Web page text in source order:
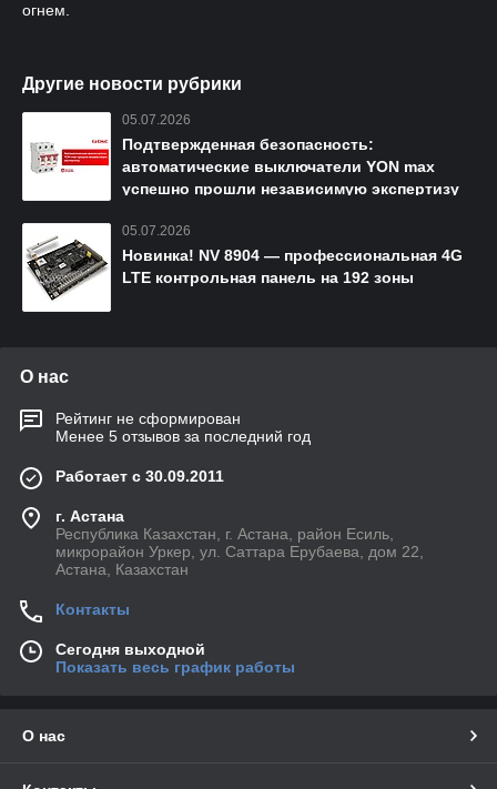
огнем.
Другие новости рубрики
05.07.2026
Подтвержденная безопасность:
автоматические выключатели YON max
успешно прошли независимую экспертизу
05.07.2026
Новинка! NV 8904 — профессиональная 4G
LTE контрольная панель на 192 зоны
О нас
Рейтинг не сформирован
Менее 5 отзывов за последний год
Работает с 30.09.2011
г. Астана
Республика Казахстан, г. Астана, район Есиль,
микрорайон Уркер, ул. Саттара Ерубаева, дом 22,
Астана, Казахстан
Контакты
Сегодня выходной
Показать весь график работы
О нас